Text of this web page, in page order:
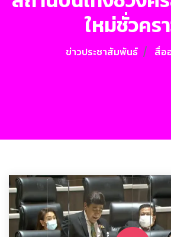
ใหม่ชั่วคร
ข่าวประชาสัมพันธ์ สื่อ